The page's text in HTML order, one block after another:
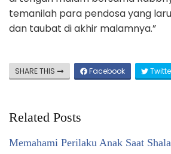
temanilah para pendosa yang
dan taubat di akhir malamnya.”
SHARE THIS Facebook
Related Posts
Memahami Perilaku Anak Saat